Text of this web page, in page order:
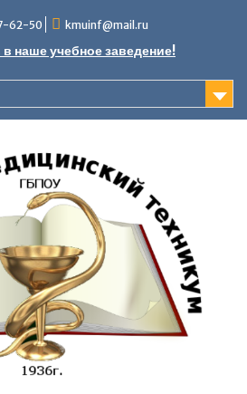
62-50 kmuinf@mail.ru
наше учебное заведение!